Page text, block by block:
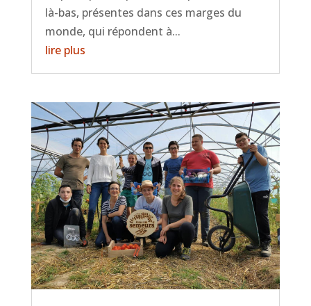
là-bas, présentes dans ces marges du
monde, qui répondent à...
lire plus